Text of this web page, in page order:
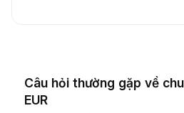
Câu hỏi thường gặp về
EUR